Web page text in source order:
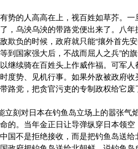
势的人高高在上，视百姓如草芥。
，乌泱乌泱的带路党便出来了。八
欺负的时候，政府就只能“攘外首先
到国家强大后，不战而屈人之兵”的
继续骑在百姓头上作威作福。可军人
度势、见机行事。如果外敌被政府
路党，把贪官污吏的专制政权给它废
立刻对日本在钓鱼岛立场上的嚣张气
的。当年金正日让导弹纵穿日本领空
国不是拒绝接收，而是把钓鱼岛送